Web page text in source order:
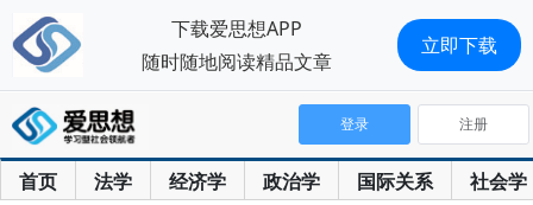
首页 法学 经济学 政治学 国际关系 社会学
登录 注册
下载爱思想APP
随时随地阅读精品文章
立即下载